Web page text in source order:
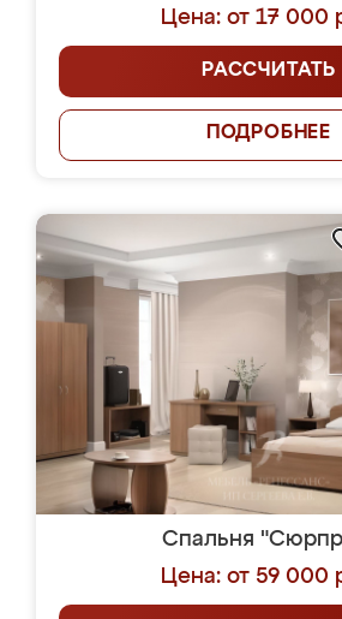
Цена: от 17 000
РАССЧИТАТЬ
ПОДРОБНЕЕ
Спальня
Цена: от 59 000